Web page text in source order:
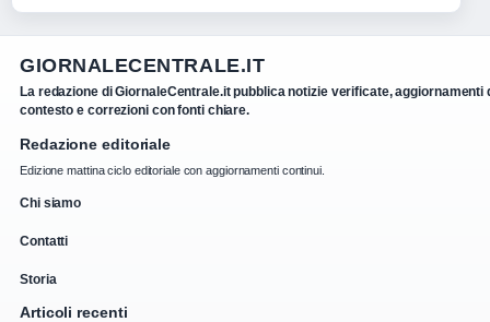
GIORNALECENTRALE.IT
La redazione di GiornaleCentrale.it pubblica notizie verificate, aggiornamenti
contesto e correzioni con fonti chiare.
Redazione editoriale
Edizione mattina ciclo editoriale con aggiornamenti continui.
Chi siamo
Contatti
Storia
Articoli recenti